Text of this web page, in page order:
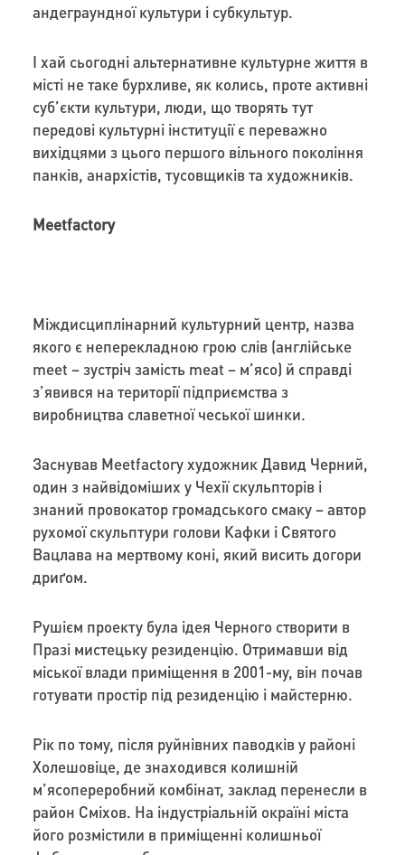
андеграундної культури і субкультур.
І хай сьогодні альтернативне культурне життя в
місті не таке бурхливе, як колись, проте активні
суб’єкти культури, люди, що творять тут
передові культурні інституції є переважно
вихідцями з цього першого вільного покоління
панків, анархістів, тусовщиків та художників.
Meetfactory
Міждисциплінарний культурний центр, назва
якого є неперекладною грою слів (англійське
meet – зустріч замість meat – м’ясо) й справді
з’явився на території підприємства з
виробництва славетної чеської шинки.
Заснував Meetfactory художник Давид Черний,
один з найвідоміших у Чехії скульпторів і
знаний провокатор громадського смаку – автор
рухомої скульптури голови Кафки і Святого
Вацлава на мертвому коні, який висить догори
дриґом.
Рушієм проекту була ідея Черного створити в
Празі мистецьку резиденцію. Отримавши від
міської влади приміщення в 2001-му, він почав
готувати простір під резиденцію і майстерню.
Рік по тому, після руйнівних паводків у районі
Холешовіце, де знаходився колишній
м’ясопереробний комбінат, заклад перенесли в
район Сміхов. На індустріальній окраїні міста
його розмістили в приміщенні колишньої